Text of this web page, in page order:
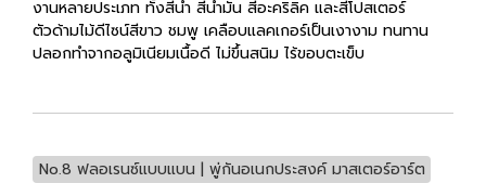
งานหลายประเภท ทั้งสีน้ำ สีน้ำมัน สีอะคริลิค และสีโปสเตอร์
ตัวด้ามไม้ดีไซน์สีขาว ชมพู เคลือบแลคเกอร์เป็นเงางาม ทนทาน
ปลอกทำจากอลูมิเนียมเนื้อดี ไม่ขึ้นสนิม ไร้ขอบตะเข็บ
No.8 ฟลอเรนซ์แบบแบน | พู่กันอเนกประสงค์ มาสเตอร์อาร์ต